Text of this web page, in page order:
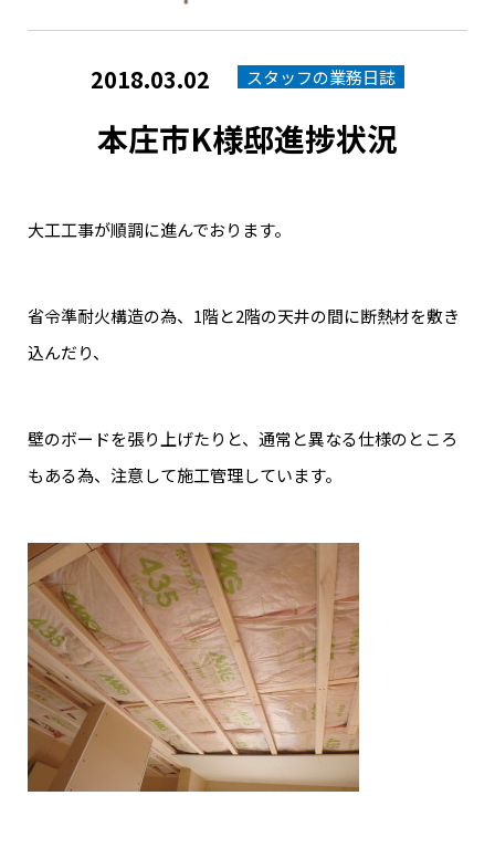
2018.03.02 スタッフの業務日誌
本庄市K様邸進捗状況
大工工事が順調に進んでおります。
省令準耐火構造の為、1階と2階の天井の間に断熱材を敷き
込んだり、
壁のボードを張り上げたりと、通常と異なる仕様のところ
もある為、注意して施工管理しています。